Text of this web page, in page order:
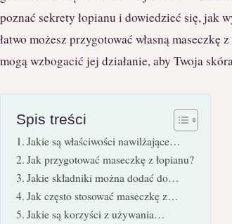
poznać sekrety łopianu i dowiedzieć się, jak
łatwo możesz przygotować własną
mogą wzbogacić jej działanie, aby Twoja
Spis treści
Jakie są właściwości nawilżające…
Jak przygotować maseczkę z łopianu?
Jakie składniki można dodać do…
Jak często stosować maseczkę z…
Jakie są korzyści z używania…